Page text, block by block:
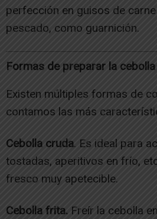
perfección en guisos de
pescado, como guarnición.
Formas de preparar la cebolla
Existen múltiples formas de
contamos las más
Cebolla cruda. Es ideal para
tostadas, aperitivos en frío,
fresco muy apetecible.
Cebolla frita. Freír la cebolla